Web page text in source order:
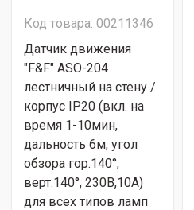
Код товара: 00211346
Датчик движения
"F&F" ASO-204
лестничный на стену /
корпус IP20 (вкл. на
время 1-10мин,
дальность 6м, угол
обзора гор.140°,
верт.140°, 230В,10А)
для всех типов ламп